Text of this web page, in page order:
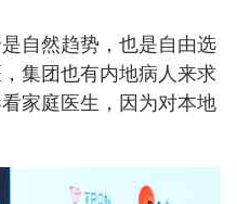
自然趋势，也是自由选
集团也有内地病人来求
家庭医生，因为对本地